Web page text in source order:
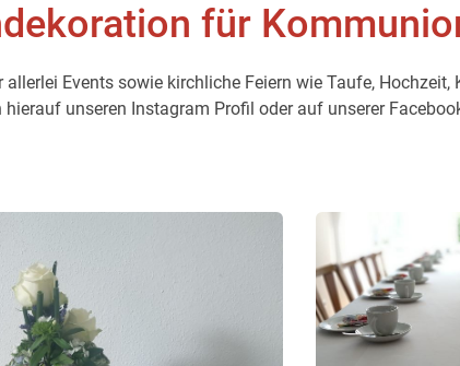
für
allerlei Events sowie kirchliche Feiern wie Taufe,
hierauf unseren Instagram Profil oder auf unserer